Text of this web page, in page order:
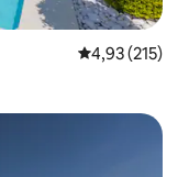
4,93 de uma
4,93 (215)